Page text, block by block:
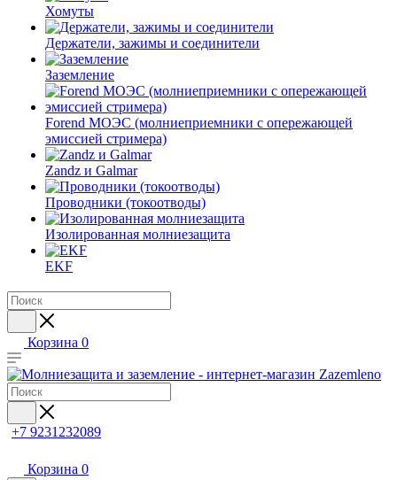
Хомуты
Держатели, зажимы и соединители
Заземление
Forend МОЭС (молниеприемники с опережающей
эмиссией стримера)
Zandz и Galmar
Проводники (токоотводы)
Изолированная молниезащита
EKF
Корзина 0
+7 9231232089
Корзина 0